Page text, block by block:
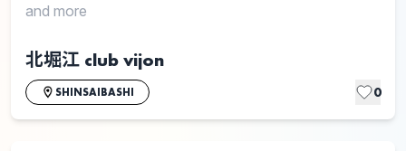
and more
北堀江 club vijon
SHINSAIBASHI 0